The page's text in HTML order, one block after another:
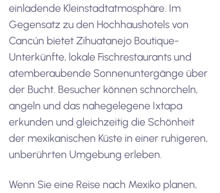
einladende Kleinstadtatmosphäre. Im
Gegensatz zu den Hochhaushotels von
Cancún bietet Zihuatanejo Boutique-
Unterkünfte, lokale Fischrestaurants und
atemberaubende Sonnenuntergänge über
der Bucht. Besucher können schnorcheln,
angeln und das nahegelegene Ixtapa
erkunden und gleichzeitig die Schönheit
der mexikanischen Küste in einer ruhigeren,
unberührten Umgebung erleben.
Wenn Sie eine Reise nach Mexiko planen,